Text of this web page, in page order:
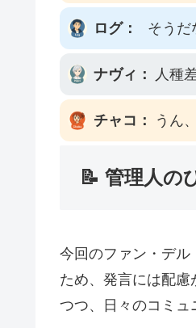
ログ： そうだ
ナヴィ： 人種
チャコ： うん
📝 管理人の
今回のファン・デル
ため、発言には配
つつ、日々のコミュ